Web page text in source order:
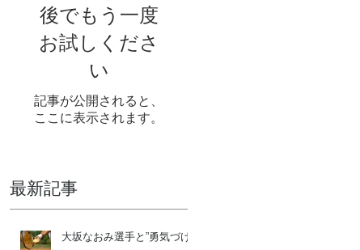
後でもう一度
お試しくださ
い
記事が公開されると、
ここに表示されます。
最新記事
大坂なおみ選手と”勇気づけ”